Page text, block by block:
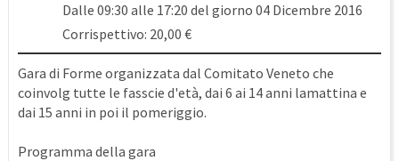
Dalle 09:30 alle 17:20 del giorno 04 Dicembre 2016
Corrispettivo: 20,00 €
Gara di Forme organizzata dal Comitato Veneto che
coinvolg tutte le fasscie d'età, dai 6 ai 14 anni lamattina e
dai 15 anni in poi il pomeriggio.
Programma della gara